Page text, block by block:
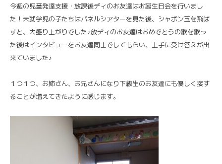
今週の児童発達支援・放課後ディのお友達はお誕生日会を行いまし
た！未就学児の子たちはパネルシアターを見た後、シャボン玉を飛ば
すと、大盛り上がりでした♪放ディのお友達はおめでとうの歌を歌っ
た後はインタビューをお友達同士でしてもらい、上手に受け答えが出
来ていました♪
１つ１つ、お姉さん、お兄さんになり下級生のお友達にも優しく接す
ることが増えてきたように感じます。